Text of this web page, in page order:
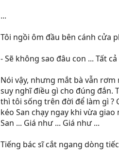
...
Tôi ngồi ôm đầu bên cánh cửa
- Sẽ không sao đâu con ... Tất
Nói vậy, nhưng mắt bà vẫn
suy nghĩ điều gì cho đúng đắn.
thì tôi sống trên đời để làm gì ?
kéo San chạy ngay khi vừa
San ... Giá như ... Giá như ...
Tiếng bác sĩ cắt ngang dòng